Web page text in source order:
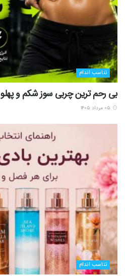
تناسب اندام
بی رحم ترین چربی سوز شکم و پهلو
تناسب اندام